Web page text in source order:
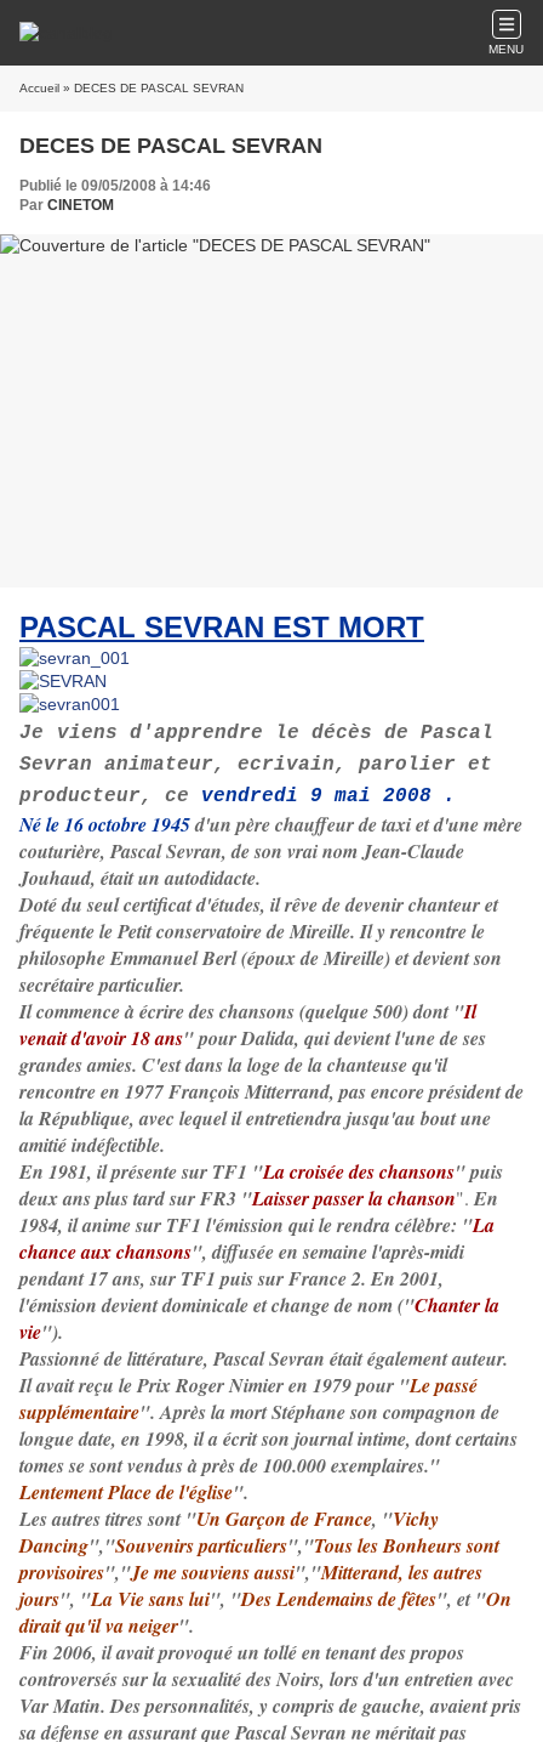
MENU
Accueil » DECES DE PASCAL SEVRAN
DECES DE PASCAL SEVRAN
Publié le 09/05/2008 à 14:46
Par CINETOM
PASCAL SEVRAN EST MORT
Je
viens d'apprendre le décès de Pascal
Sevran animateur, ecrivain, parolier et
producteur, ce vendredi 9 mai 2008 .
Né le 16 octobre 1945d'un père chauffeur de taxi et d'une mère
couturière, Pascal Sevran, de son vrai nom Jean-Claude
Jouhaud, était un autodidacte.
Doté du seul certificat d'études, il rêve de devenir chanteur et
fréquente le Petit conservatoire de Mireille. Il y rencontre le
philosophe Emmanuel Berl (époux de Mireille) et devient son
secrétaire particulier.
Il commence à écrire des chansons (quelque 500) dont "Il
venait d'avoir 18 ans" pour Dalida, qui devient l'une de ses
grandes amies. C'est dans la loge de la chanteuse qu'il
rencontre en 1977 François Mitterrand, pas encore président de
la République, avec lequel il entretiendra jusqu'au bout une
amitié indéfectible.
En 1981, il présente sur TF1 "La croisée des chansons" puis
deux ans plus tard sur FR3 "Laisser passer la chanson". En
1984, il anime sur TF1 l'émission qui le rendra célèbre: "La
chance aux chansons", diffusée en semaine l'après-midi
pendant 17 ans, sur TF1 puis sur France 2. En 2001,
l'émission devient dominicale et change de nom ("Chanter la
vie").
Passionné de littérature, Pascal Sevran était également auteur.
Il avait reçu le Prix Roger Nimier en 1979 pour "Le passé
supplémentaire". Après la mort Stéphane son compagnon de
longue date, en 1998, il a écrit son journal intime, dont certains
tomes se sont vendus à près de 100.000 exemplaires."
Lentement Place de l'église".
Les autres titres sont "Un Garçon de France, "Vichy
Dancing","Souvenirs particuliers","Tous les Bonheurs sont
provisoires","Je me souviens aussi","Mitterand, les autres
jours", "La Vie sans lui", "Des Lendemains de fêtes", et "On
dirait qu'il va neiger".
Fin 2006, il avait provoqué un tollé en tenant des propos
controversés sur la sexualité des Noirs, lors d'un entretien avec
Var Matin. Des personnalités, y compris de gauche, avaient pris
sa défense en assurant que Pascal Sevran ne méritait pas